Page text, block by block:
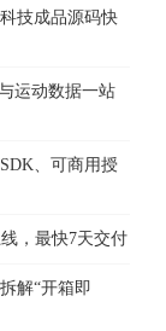
技成品源码快
运动数据一站
、可商用授
，最快7天交付
解“开箱即